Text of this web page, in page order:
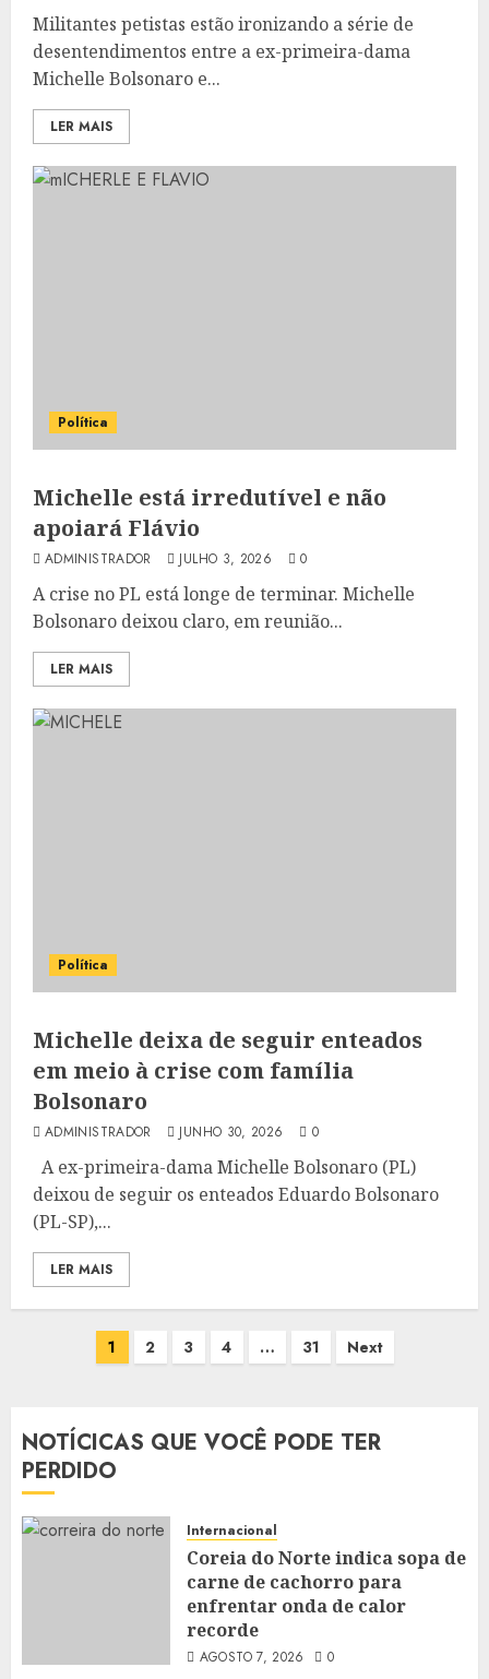
Militantes petistas estão ironizando a série de
desentendimentos entre a ex-primeira-dama
Michelle Bolsonaro e...
LER MAIS
Política
Michelle está irredutível e não
apoiará Flávio
ADMINISTRADOR JULHO 3, 2026 0
A crise no PL está longe de terminar. Michelle
Bolsonaro deixou claro, em reunião...
LER MAIS
Política
Michelle deixa de seguir enteados
em meio à crise com família
Bolsonaro
ADMINISTRADOR JUNHO 30, 2026 0
A ex-primeira-dama Michelle Bolsonaro (PL)
deixou de seguir os enteados Eduardo Bolsonaro
(PL-SP),...
LER MAIS
Paginação
1 2 3 4 … 31 Next
NOTÍCICAS QUE VOCÊ PODE TER
PERDIDO
Internacional
Coreia do Norte indica sopa de
carne de cachorro para
enfrentar onda de calor
recorde
AGOSTO 7, 2026 0